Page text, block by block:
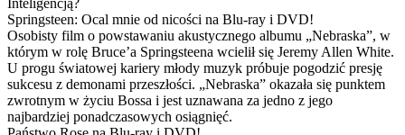
Inteligencją?
Springsteen: Ocal mnie od nicości na Blu-ray i DVD!
Osobisty film o powstawaniu akustycznego albumu „Nebraska”, w
którym w rolę Bruce’a Springsteena wcielił się Jeremy Allen White.
U progu światowej kariery młody muzyk próbuje pogodzić presję
sukcesu z demonami przeszłości. „Nebraska” okazała się punktem
zwrotnym w życiu Bossa i jest uznawana za jedno z jego
najbardziej ponadczasowych osiągnięć.